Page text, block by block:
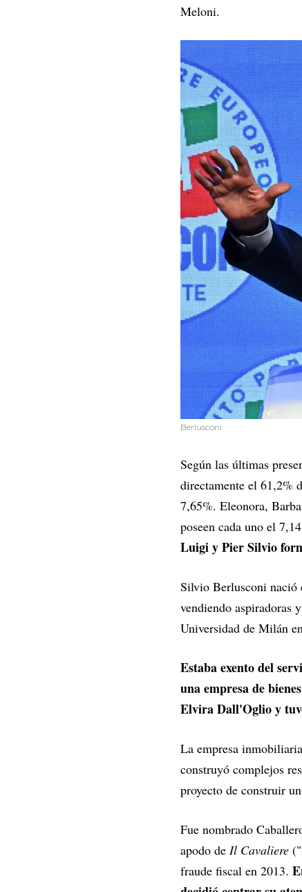
Meloni.
Berlusconi
Según las últimas
directamente el 61,2%
7,65%. Eleonora,
poseen cada uno el
Luigi y Pier Silvio
Silvio Berlusconi nació
vendiendo aspiradoras
Universidad de Milán
Estaba exento del
una empresa de
Elvira Dall'Oglio y
La empresa
construyó complejos
proyecto de construir
Fue nombrado
apodo de Il Cavaliere
fraude fiscal en 2013.